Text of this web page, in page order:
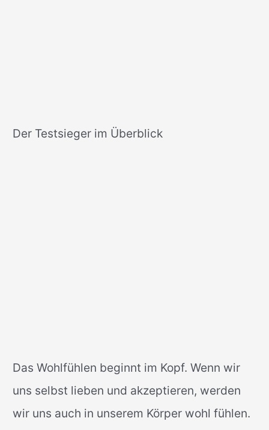
Der Testsieger im Überblick
Das Wohlfühlen beginnt im Kopf. Wenn wir
uns selbst lieben und akzeptieren, werden
wir uns auch in unserem Körper wohl fühlen.